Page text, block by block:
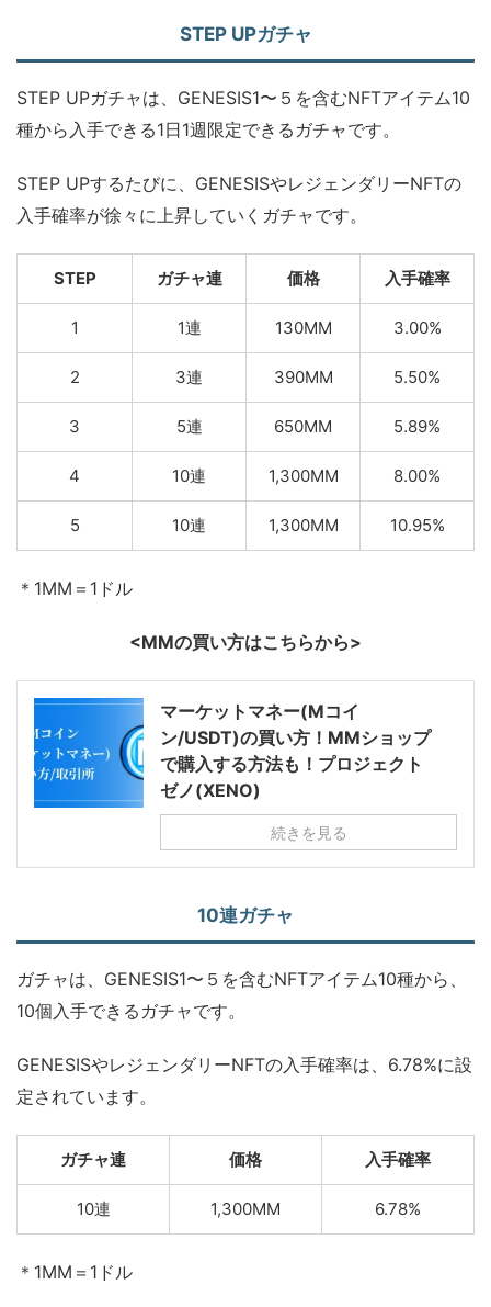
STEP UPガチャ
STEP UPガチャは、GENESIS1〜５を含むNFTアイテム10
種から入手できる1日1週限定できるガチャです。
STEP UPするたびに、GENESISやレジェンダリーNFTの
入手確率が徐々に上昇していくガチャです。
STEP ガチャ連 価格 入手確率
1 1連 130MM 3.00%
2 3連 390MM 5.50%
3 5連 650MM 5.89%
4 10連 1,300MM 8.00%
5 10連 1,300MM 10.95%
＊1MM＝1ドル
<MMの買い方はこちらから>
マーケットマネー(Mコイ
ン/USDT)の買い方！MMショップ
で購入する方法も！プロジェクト
ゼノ(XENO)
続きを見る
10連ガチャ
ガチャは、GENESIS1〜５を含むNFTアイテム10種から、
10個入手できるガチャです。
GENESISやレジェンダリーNFTの入手確率は、6.78%に設
定されています。
ガチャ連 価格 入手確率
10連 1,300MM 6.78%
＊1MM＝1ドル